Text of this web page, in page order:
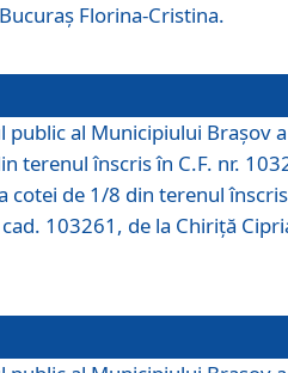
Florina-Cristina.
public al Municipiului Braşov a
terenul înscris în C.F. nr.
cotei de 1/8 din terenul
103261, de la Chiriță